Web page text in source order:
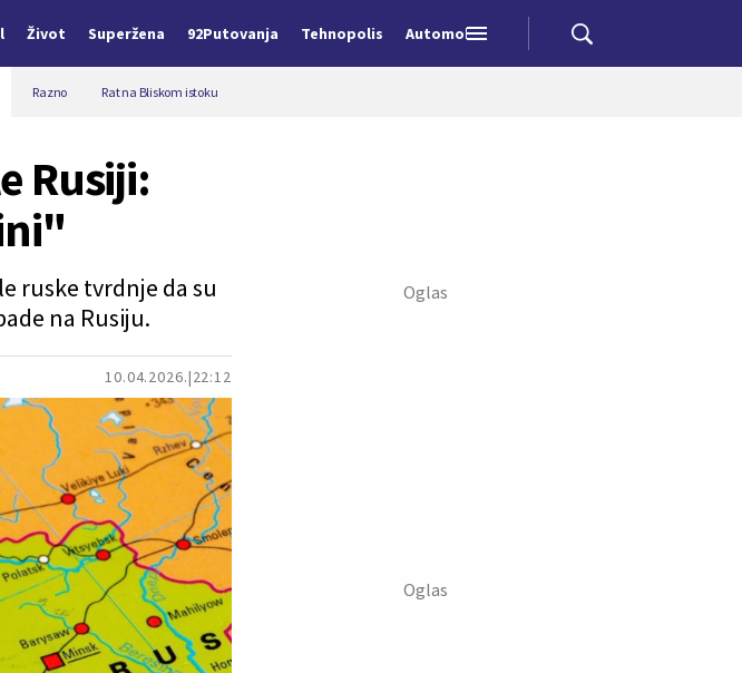
Život Superžena 92Putovanja Tehnopolis Automobili
Razno Rat na Bliskom istoku
10.04.2026. 22:12
Rusiji:
ruske tvrdnje da su
na Rusiju.